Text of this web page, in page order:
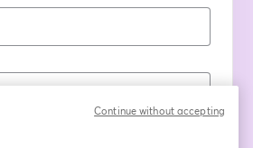
Continue without accepting